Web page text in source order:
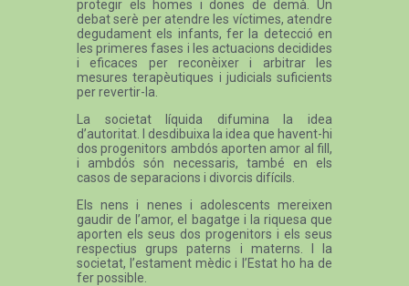
protegir els homes i dones de demà. Un
debat serè per atendre les víctimes, atendre
degudament els infants, fer la detecció en
les primeres fases i les actuacions decidides
i eficaces per reconèixer i arbitrar les
mesures terapèutiques i judicials suficients
per revertir-la.
La societat líquida difumina la idea
d’autoritat. I desdibuixa la idea que havent-hi
dos progenitors ambdós aporten amor al fill,
i ambdós són necessaris, també en els
casos de separacions i divorcis difícils.
Els nens i nenes i adolescents mereixen
gaudir de l’amor, el bagatge i la riquesa que
aporten els seus dos progenitors i els seus
respectius grups paterns i materns. I la
societat, l’estament mèdic i l’Estat ho ha de
fer possible.